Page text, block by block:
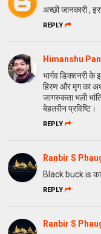
अच्छी जानकारी ,
REPLY
Himanshu
भार्गव डिक्शनरी के
हिरण और मृग का
जागरुकता भली
बेहतरीन प्रविष्टि।
REPLY
Ranbir S
Black buck is
REPLY
Ranbir S